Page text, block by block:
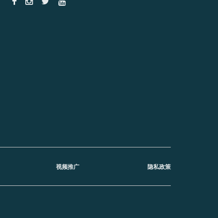
视频推广 隐私政策